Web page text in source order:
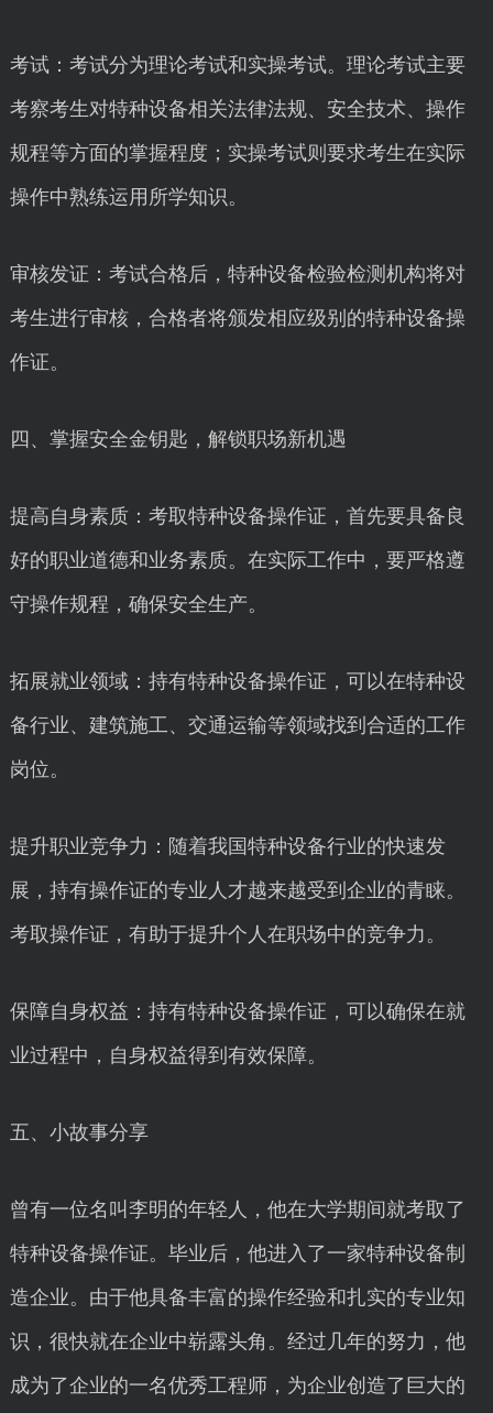
考试：考试分为理论考试和实操考试。理论考试主要
考察考生对特种设备相关法律法规、安全技术、操作
规程等方面的掌握程度；实操考试则要求考生在实际
操作中熟练运用所学知识。
审核发证：考试合格后，特种设备检验检测机构将对
考生进行审核，合格者将颁发相应级别的特种设备操
作证。
四、掌握安全金钥匙，解锁职场新机遇
提高自身素质：考取特种设备操作证，首先要具备良
好的职业道德和业务素质。在实际工作中，要严格遵
守操作规程，确保安全生产。
拓展就业领域：持有特种设备操作证，可以在特种设
备行业、建筑施工、交通运输等领域找到合适的工作
岗位。
提升职业竞争力：随着我国特种设备行业的快速发
展，持有操作证的专业人才越来越受到企业的青睐。
考取操作证，有助于提升个人在职场中的竞争力。
保障自身权益：持有特种设备操作证，可以确保在就
业过程中，自身权益得到有效保障。
五、小故事分享
曾有一位名叫李明的年轻人，他在大学期间就考取了
特种设备操作证。毕业后，他进入了一家特种设备制
造企业。由于他具备丰富的操作经验和扎实的专业知
识，很快就在企业中崭露头角。经过几年的努力，他
成为了企业的一名优秀工程师，为企业创造了巨大的